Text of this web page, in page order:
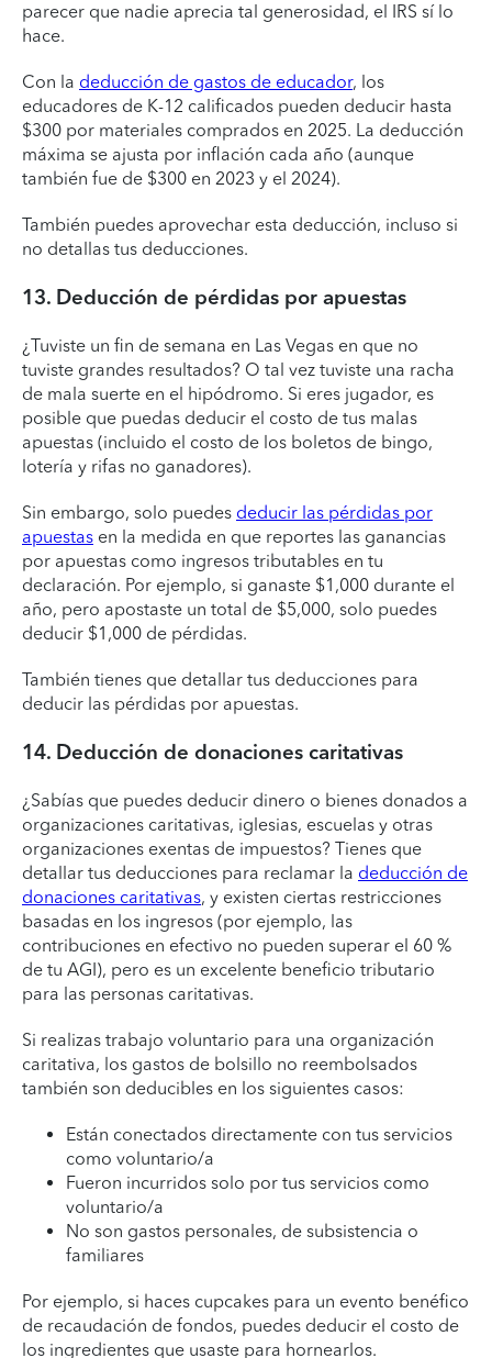
parecer que nadie aprecia tal generosidad, el IRS sí lo
hace.
Con la deducción de gastos de educador, los
educadores de K-12 calificados pueden deducir hasta
$300 por materiales comprados en 2025. La deducción
máxima se ajusta por inflación cada año (aunque
también fue de $300 en 2023 y el 2024).
También puedes aprovechar esta deducción, incluso si
no detallas tus deducciones.
13. Deducción de pérdidas por apuestas
¿Tuviste un fin de semana en Las Vegas en que no
tuviste grandes resultados? O tal vez tuviste una racha
de mala suerte en el hipódromo. Si eres jugador, es
posible que puedas deducir el costo de tus malas
apuestas (incluido el costo de los boletos de bingo,
lotería y rifas no ganadores).
Sin embargo, solo puedes deducir las pérdidas por
apuestas en la medida en que reportes las ganancias
por apuestas como ingresos tributables en tu
declaración. Por ejemplo, si ganaste $1,000 durante el
año, pero apostaste un total de $5,000, solo puedes
deducir $1,000 de pérdidas.
También tienes que detallar tus deducciones para
deducir las pérdidas por apuestas.
14. Deducción de donaciones caritativas
¿Sabías que puedes deducir dinero o bienes donados a
organizaciones caritativas, iglesias, escuelas y otras
organizaciones exentas de impuestos? Tienes que
detallar tus deducciones para reclamar la deducción de
donaciones caritativas, y existen ciertas restricciones
basadas en los ingresos (por ejemplo, las
contribuciones en efectivo no pueden superar el 60 %
de tu AGI), pero es un excelente beneficio tributario
para las personas caritativas.
Si realizas trabajo voluntario para una organización
caritativa, los gastos de bolsillo no reembolsados
también son deducibles en los siguientes casos:
Están conectados directamente con tus servicios
como voluntario/a
Fueron incurridos solo por tus servicios como
voluntario/a
No son gastos personales, de subsistencia o
familiares
Por ejemplo, si haces cupcakes para un evento benéfico
de recaudación de fondos, puedes deducir el costo de
los ingredientes que usaste para hornearlos.